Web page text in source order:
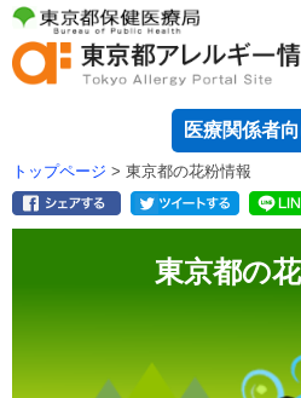
医療関係者
トップページ > 東京都の花粉情報
東京都の